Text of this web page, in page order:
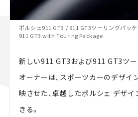
ポルシェ911 GT3 / 911 GT3ツーリングパッ
911 GT3 with Touring Package
新しい911 GT3および911 GT3ツ
オーナーは、スポーツカーのデザイ
映させた、卓越したポルシェ デザ
きる。